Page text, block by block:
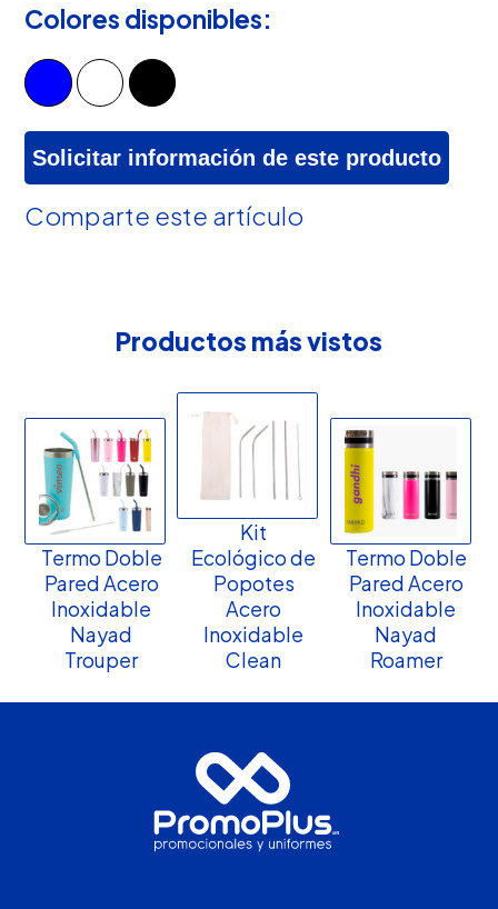
Colores disponibles:
Solicitar información de este producto
Comparte este artículo
Productos más vistos
Termo Doble
Pared Acero
Inoxidable
Nayad
Trouper
Kit
Ecológico de
Popotes
Acero
Inoxidable
Clean
Termo Doble
Pared Acero
Inoxidable
Nayad
Roamer